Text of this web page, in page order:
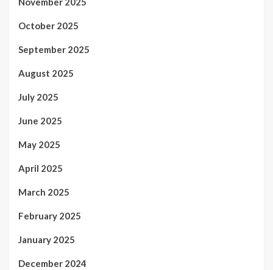
October 2025
September 2025
August 2025
July 2025
June 2025
May 2025
April 2025
March 2025
February 2025
January 2025
December 2024